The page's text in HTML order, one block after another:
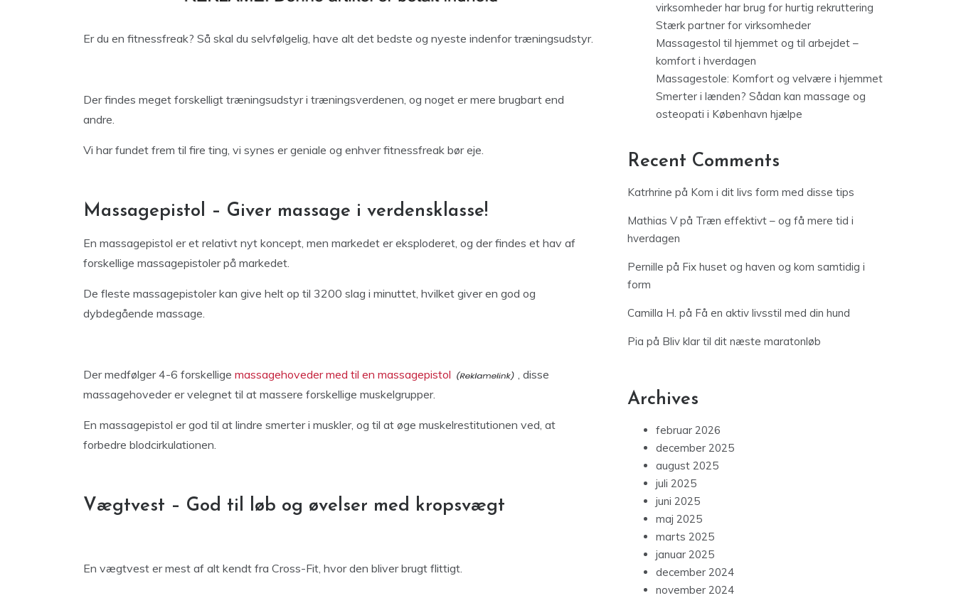
Er du en fitnessfreak? Så skal du selvfølgelig, have alt det bedste og nyeste indenfor træningsudstyr.
Der findes meget forskelligt træningsudstyr i træningsverdenen, og noget er mere brugbart end
andre.
Vi har fundet frem til fire ting, vi synes er geniale og enhver fitnessfreak bør eje.
Massagepistol – Giver massage i verdensklasse!
En massagepistol er et relativt nyt koncept, men markedet er eksploderet, og der findes et hav af
forskellige massagepistoler på markedet.
De fleste massagepistoler kan give helt op til 3200 slag i minuttet, hvilket giver en god og
dybdegående massage.
Der medfølger 4-6 forskellige massagehoveder med til en massagepistol
, disse
massagehoveder er velegnet til at massere forskellige muskelgrupper.
En massagepistol er god til at lindre smerter i muskler, og til at øge muskelrestitutionen ved, at
forbedre blodcirkulationen.
Vægtvest – God til løb og øvelser med kropsvægt
En vægtvest er mest af alt kendt fra Cross-Fit, hvor den bliver brugt flittigt.
virksomheder har brug for hurtig rekruttering
Stærk partner for virksomheder
Massagestol til hjemmet og til arbejdet –
komfort i hverdagen
Massagestole: Komfort og velvære i hjemmet
Smerter i lænden? Sådan kan massage og
osteopati i København hjælpe
Recent Comments
Katrhrine på Kom i dit livs form med disse tips
Mathias Vpå Træn effektivt – og få mere tid i
hverdagen
Pernille på Fix huset og haven og kom samtidig i
form
Camilla H. på Få en aktiv livsstil med din hund
Pia på Bliv klar til dit næste maratonløb
Archives
februar 2026
december 2025
august 2025
juli 2025
juni 2025
maj 2025
marts 2025
januar 2025
december 2024
november 2024